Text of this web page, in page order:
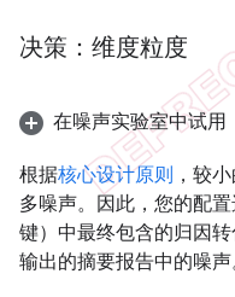
决策：维度粒度
在噪声实验室中试用
根据核心设计原则 ，较
多噪声。因此，您的配
键）中最终包含的归因
输出的摘要报告中的噪声